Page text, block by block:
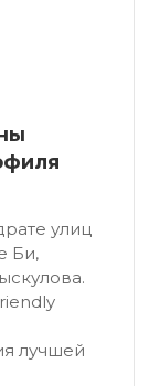
улиц
Би,
лучшей